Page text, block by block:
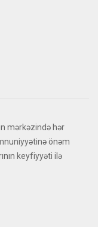
mərkəzində hər
önəm
keyfiyyəti ilə